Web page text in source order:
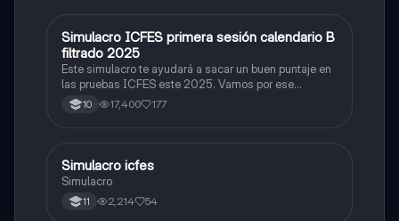
ICFES: Matemáticas
Simulacro ICFES primera sesión calendario B
filtrado 2025
Este simulacro te ayudará a sacar un buen puntaje en
las pruebas ICFES este 2025. Vamos por ese
500/500. Y poder ser admitido en la universidad que
quieras, estudiar la carrera que quieres y no la que te
10 17,400 177
ICFES: Lectura Crítica
Simulacro icfes
Simulacro
11 2,214 54